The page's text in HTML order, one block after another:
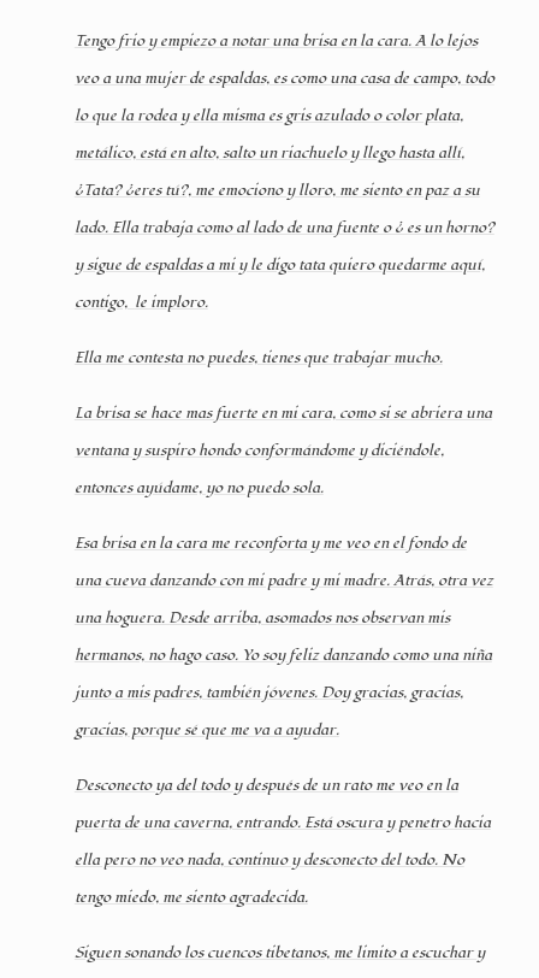
Tengo frio y empiezo a notar una brisa en la cara. A lo lejos
veo a una mujer de espaldas, es como una casa de campo, todo
lo que la rodea y ella misma es gris azulado o color plata,
metálico, está en alto, salto un riachuelo y llego hasta allí,
¿Tata? ¿eres tú?, me emociono y lloro, me siento en paz a su
lado. Ella trabaja como al lado de una fuente o ¿ es un horno?
y sigue de espaldas a mi y le digo tata quiero quedarme aquí,
contigo, le imploro.
Ella me contesta no puedes, tienes que trabajar mucho.
La brisa se hace mas fuerte en mi cara, como si se abriera una
ventana y suspiro hondo conformándome y diciéndole,
entonces ayúdame, yo no puedo sola.
Esa brisa en la cara me reconforta y me veo en el fondo de
una cueva danzando con mi padre y mi madre. Atrás, otra vez
una hoguera. Desde arriba, asomados nos observan mis
hermanos, no hago caso. Yo soy feliz danzando como una niña
junto a mis padres, también jóvenes. Doy gracias, gracias,
gracias, porque sé que me va a ayudar.
Desconecto ya del todo y después de un rato me veo en la
puerta de una caverna, entrando. Está oscura y penetro hacia
ella pero no veo nada, continuo y desconecto del todo. No
tengo miedo, me siento agradecida.
Siguen sonando los cuencos tibetanos, me limito a escuchar y